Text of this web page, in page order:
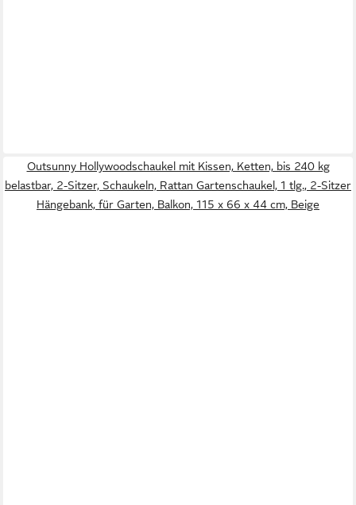
Outsunny Hollywoodschaukel mit Kissen, Ketten, bis 240 kg
belastbar, 2-Sitzer, Schaukeln, Rattan Gartenschaukel, 1 tlg., 2-Sitzer
Hängebank, für Garten, Balkon, 115 x 66 x 44 cm, Beige